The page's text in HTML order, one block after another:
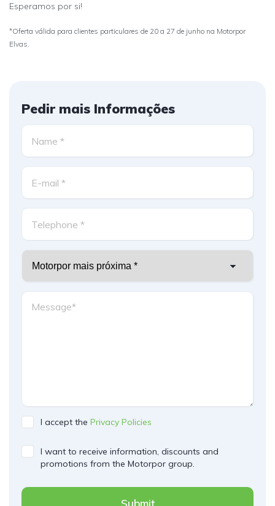
Esperamos por si!
*Oferta válida para clientes particulares de 20 a 27 de junho na Motorpor
Elvas.
Pedir mais Informações
I accept the Privacy Policies
I want to receive information, discounts and
promotions from the Motorpor group.
Submit